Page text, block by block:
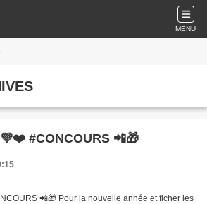
MENU
#CONCOURS 📲🎁
📲🎁 Pour la nouvelle année et ficher les